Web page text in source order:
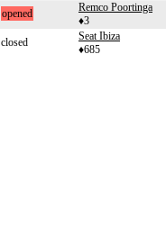
opened
Remco Poortinga
♦3
closed
Seat Ibiza
♦685